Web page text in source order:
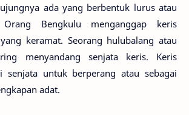
ada yang berbentuk lurus atau
Orang Bengkulu menganggap keris
keramat. Seorang hulubalang atau
menyandang senjata keris. Keris
senjata untuk berperang atau sebagai
adat.